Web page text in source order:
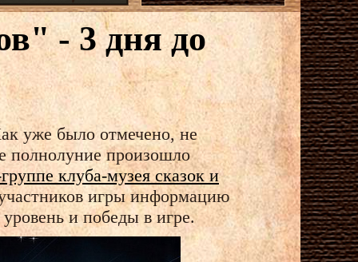
- 3 дня до
уже было отмечено, не
полнолуние произошло
клуба-музея сказок и
игры информацию
и победы в игре.